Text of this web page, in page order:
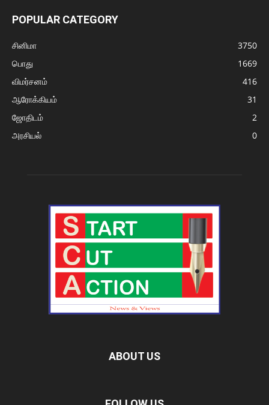
POPULAR CATEGORY
சினிமா
3750
பொது
1669
விமர்சனம்
416
ஆரோக்கியம்
31
ஜோதிடம்
2
அரசியல்
0
ABOUT US